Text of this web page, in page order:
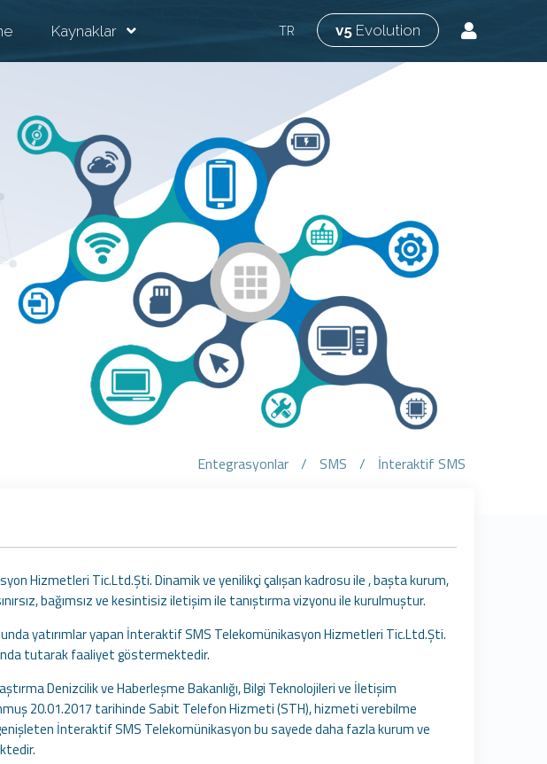
v5 Evolution
TR
Kaynaklar
Entegrasyonlar / SMS / İnteraktif SMS
Hizmetleri Tic.Ltd.Şti. Dinamik ve yenilikçi çalışan kadrosu ile , başta kurum,
bağımsız ve kesintisiz iletişim ile tanıştırma vizyonu ile kurulmuştur.
yatırımlar yapan İnteraktif SMS Telekomünikasyon Hizmetleri Tic.Ltd.Şti.
tutarak faaliyet göstermektedir.
Denizcilik ve Haberleşme Bakanlığı, Bilgi Teknolojileri ve İletişim
20.01.2017 tarihinde Sabit Telefon Hizmeti (STH), hizmeti verebilme
genişleten İnteraktif SMS Telekomünikasyon bu sayede daha fazla kurum ve